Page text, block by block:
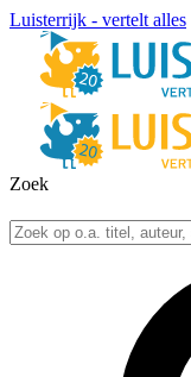
Luisterrijk - vertelt alles
Zoek